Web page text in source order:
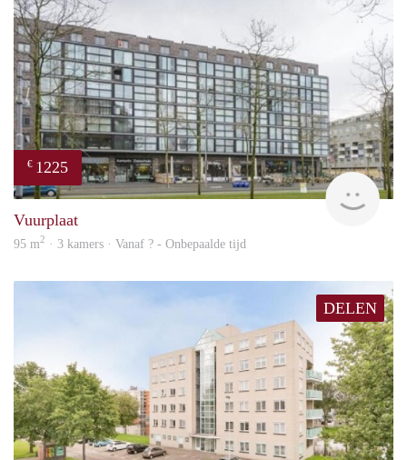
€ 1225
rent
Vuurplaat
95 m2 · 3 kamers · Vanaf ? - Onbepaalde tijd
DELEN